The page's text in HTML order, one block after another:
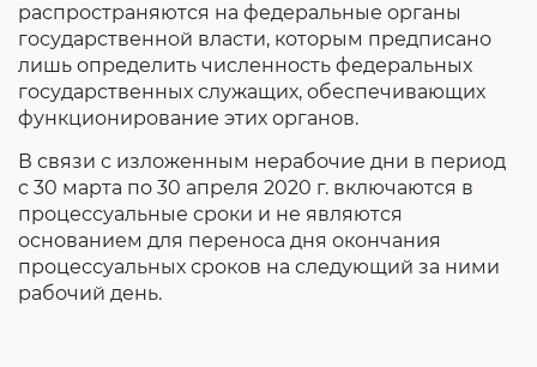
распространяются на федеральные органы
государственной власти, которым предписано
лишь определить численность федеральных
государственных служащих, обеспечивающих
функционирование этих органов.
В связи с изложенным нерабочие дни в период
с 30 марта по 30 апреля 2020 г. включаются в
процессуальные сроки и не являются
основанием для переноса дня окончания
процессуальных сроков на следующий за ними
рабочий день.